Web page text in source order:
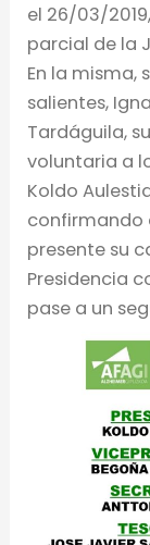
el 26/03/
parcial de la
En la misma,
salientes,
Tardáguila,
voluntaria a
Koldo
confirmando
presente su
Presidencia
pase a un